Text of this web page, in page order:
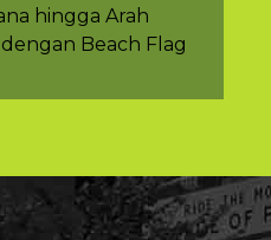
hingga Arah
Beach Flag